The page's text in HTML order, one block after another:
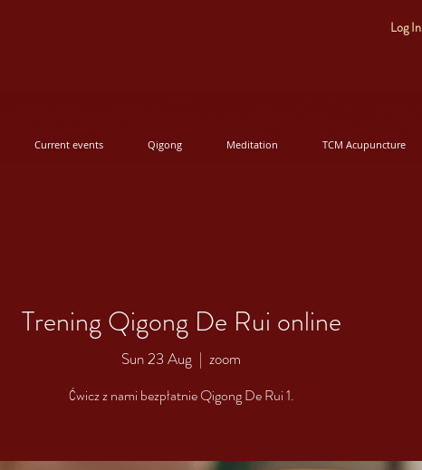
Log In
Current events Qigong Meditation TCM Acupuncture
Trening Qigong De Rui online
Sun 23 Aug
  |
zoom
Ćwicz z nami bezpłatnie Qigong De Rui 1.